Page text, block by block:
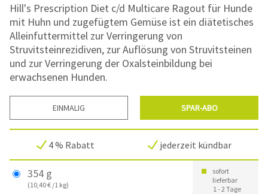
Hill's Prescription Diet c/d Multicare Ragout für Hunde
mit Huhn und zugefügtem Gemüse ist ein diätetisches
Alleinfuttermittel zur Verringerung von
Struvitsteinrezidiven, zur Auflösung von Struvitsteinen
und zur Verringerung der Oxalsteinbildung bei
erwachsenen Hunden.
EINMALIG SPAR-ABO
4 % Rabatt jederzeit kündbar
354 g
(10,40 € /1 kg)
sofort
lieferbar
1 - 2 Tage